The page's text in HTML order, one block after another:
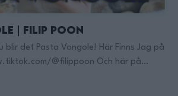
| Filip Poon
blir det Pasta Vongole! Här Finns Jag på
@filippoon Och här på